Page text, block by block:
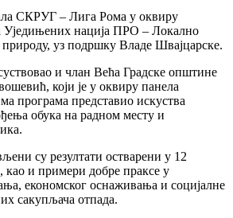
СКРУГ – Лига Рома у оквиру
Уједињених нација ПРО – Локално
уз подршку Владе Швајцарске.
и члан Већа Градске општине
који је у оквиру панела
програма представио искуства
обука на радном месту и
су резултати остварени у 12
као и примери добре праксе у
економског оснаживања и социјалне
сакупљача отпада.